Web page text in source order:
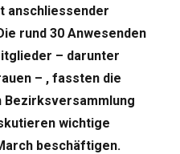
anschliessender
rund 30 Anwesenden
– darunter
– , fassten die
Bezirksversammlung
wichtige
beschäftigen.